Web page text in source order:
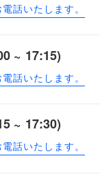
話いたします。
~ 17:15)
話いたします。
~ 17:30)
話いたします。